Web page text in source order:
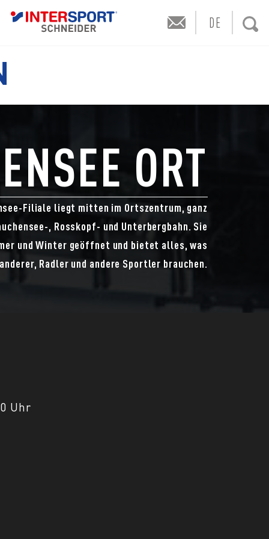
DE
ORT
Filiale liegt mitten im Ortszentrum, ganz
, Rosskopf- und Unterbergbahn. Sie
und Winter geöffnet und bietet alles, was
Radler und andere Sportler brauchen.
Uhr